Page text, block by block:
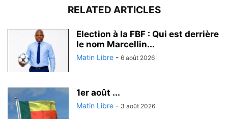
RELATED ARTICLES
Election à la FBF : Qui est derrière
le nom Marcellin...
Matin Libre - 6 août 2026
1er août ...
Matin Libre - 3 août 2026